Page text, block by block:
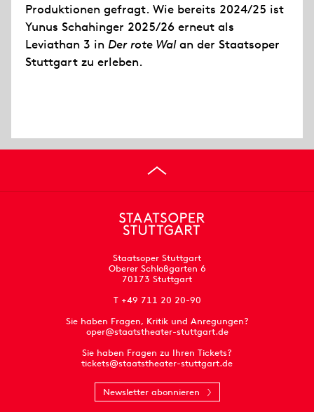
Produktionen gefragt. Wie bereits 2024/25 ist
Yunus Schahinger 2025/26 erneut als
Leviathan 3 in Der rote Walan der Staatsoper
Stuttgart zu erleben.
Staatsoper Stuttgart
Oberer Schloßgarten 6
70173 Stuttgart
T +49 711 20 20-90
Sie haben Fragen, Kritik und Anregungen?
oper@staatstheater-stuttgart.de
Sie haben Fragen zu Ihren Tickets?
tickets@staatstheater-stuttgart.de
Newsletter abonnieren